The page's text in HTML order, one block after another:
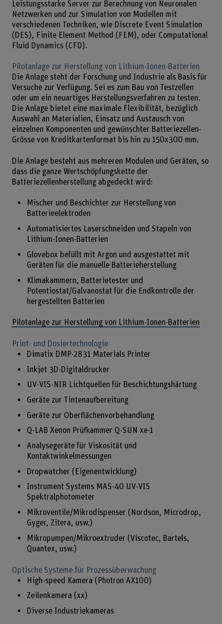
Leistungsstarke Server zur Berechnung von Neuronalen
Netzwerken und zur Simulation von Modellen mit
verschiedenen Techniken, wie Discrete Event Simulation
(DES), Finite Element Method (FEM), oder Computational
Fluid Dynamics (CFD).
Pilotanlage zur Herstellung von Lithium-Ionen-Batterien
Die Anlage steht der Forschung und Industrie als Basis für
Versuche zur Verfügung. Sei es zum Bau von Testzellen
oder um ein neuartiges Herstellungsverfahren zu testen.
Die Anlage bietet eine maximale Flexibilität, bezüglich
Auswahl an Materialien, Einsatz und Austausch von
einzelnen Komponenten und gewünschter Batteriezellen-
Grösse von Kreditkartenformat bis hin zu 150x300 mm.
Die Anlage besteht aus mehreren Modulen und Geräten, so
dass die ganze Wertschöpfungskette der
Batteriezellenherstellung abgedeckt wird:
Mischer und Beschichter zur Herstellung von
Batterieelektroden
Automatisiertes Laserschneiden und Stapeln von
Lithium-Ionen-Batterien
Glovebox befüllt mit Argon und ausgestattet mit
Geräten für die manuelle Batterieherstellung
Klimakammern, Batterietester und
Potentiostat/Galvanostat für die Endkontrolle der
hergestellten Batterien
Pilotanlage zur Herstellung von Lithium-Ionen-Batterien
Print- und Dosiertechnologie
Dimatix DMP-2831 Materials Printer
Inkjet 3D-Digitaldrucker
UV-VIS-NIR Lichtquellen für Beschichtungshärtung
Geräte zur Tintenaufbereitung
Geräte zur Oberflächenvorbehandlung
Q-LAB Xenon Prüfkammer Q-SUN xe-1
Analysegeräte für Viskosität und
Kontaktwinkelmessungen
Dropwatcher (Eigenentwicklung)
Instrument Systems MAS-40 UV-VIS
Spektralphotometer
Mikroventile/Mikrodispenser (Nordson, Microdrop,
Gyger, Zitera, usw.)
Mikropumpen/Mikroextruder (Viscotec, Bartels,
Quantex, usw.)
Optische Systeme für Prozessüberwachung
High-speed Kamera (Photron AX100)
Zeilenkamera (xx)
Diverse Industriekameras